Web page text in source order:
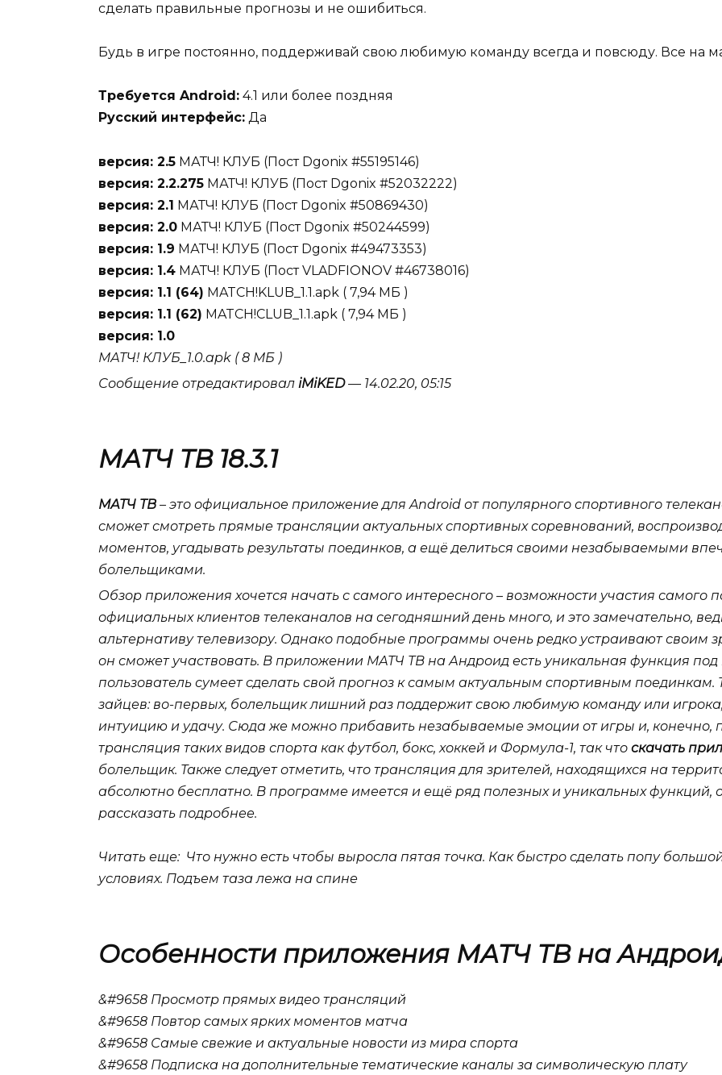
сделать правильные прогнозы и не ошибиться.
Будь в игре постоянно, поддерживай свою любимую команду всегда и повсюду. Все на
Требуется Android: 4.1 или более поздняя
Русский интерфейс: Да
версия: 2.5 МАТЧ! КЛУБ (Пост Dgonix #55195146)
версия: 2.2.275 МАТЧ! КЛУБ (Пост Dgonix #52032222)
версия: 2.1 МАТЧ! КЛУБ (Пост Dgonix #50869430)
версия: 2.0 МАТЧ! КЛУБ (Пост Dgonix #50244599)
версия: 1.9 МАТЧ! КЛУБ (Пост Dgonix #49473353)
версия: 1.4 МАТЧ! КЛУБ (Пост VLADFIONOV #46738016)
версия: 1.1 (64) MATCH!KLUB_1.1.apk ( 7,94 МБ )
версия: 1.1 (62) MATCH!CLUB_1.1.apk ( 7,94 МБ )
версия: 1.0
МАТЧ! КЛУБ_1.0.apk ( 8 МБ )
Сообщение отредактировал iMiKED— 14.02.20, 05:15
МАТЧ ТВ 18.3.1
МАТЧ ТВ – это официальное приложение для Android от популярного спортивного
сможет смотреть прямые трансляции актуальных спортивных соревнований,
моментов, угадывать результаты поединков, а ещё делиться своими незабываемыми
болельщиками.
Обзор приложения хочется начать с самого интересного – возможности участия самого
официальных клиентов телеканалов на сегодняшний день много, и это замечательно,
альтернативу телевизору. Однако подобные программы очень редко устраивают своим
он сможет участвовать. В приложении МАТЧ ТВ на Андроид есть уникальная функция
пользователь сумеет сделать свой прогноз к самым актуальным спортивным поединкам.
зайцев: во-первых, болельщик лишний раз поддержит свою любимую команду или
интуицию и удачу. Сюда же можно прибавить незабываемые эмоции от игры и, конечно,
трансляция таких видов спорта как футбол, бокс, хоккей и Формула-1, так что скачать
болельщик. Также следует отметить, что трансляция для зрителей, находящихся на
абсолютно бесплатно. В программе имеется и ещё ряд полезных и уникальных функций,
рассказать подробнее.
Читать еще: Что нужно есть чтобы выросла пятая точка. Как быстро сделать попу
условиях. Подъем таза лежа на спине
Особенности приложения МАТЧ ТВ на
&#9658 Просмотр прямых видео трансляций
&#9658 Повтор самых ярких моментов матча
&#9658 Самые свежие и актуальные новости из мира спорта
&#9658 Подписка на дополнительные тематические каналы за символическую плату